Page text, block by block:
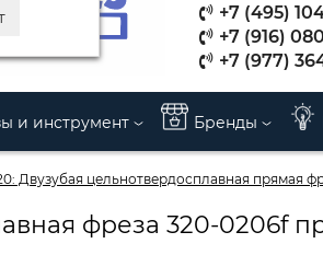
+7 (495)
+7 (916)
+7 (977)
и инструмент Бренды
Двузубая цельнотвердосплавная прямая
фреза 320-0206f